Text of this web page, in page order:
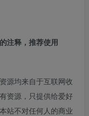
注释，推荐使用
源均来自于互联网收
资源，只提供给爱好
站不对任何人的商业